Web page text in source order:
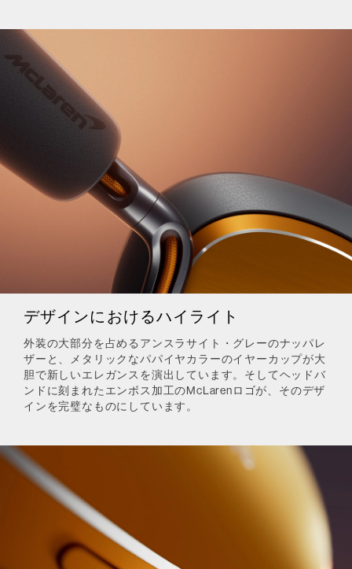
デザインにおけるハイライト
外装の大部分を占めるアンスラサイト・グレーのナッパレ
ザーと、メタリックなパパイヤカラーのイヤーカップが大
胆で新しいエレガンスを演出しています。そしてヘッドバ
ンドに刻まれたエンボス加工のMcLarenロゴが、そのデザ
インを完璧なものにしています。